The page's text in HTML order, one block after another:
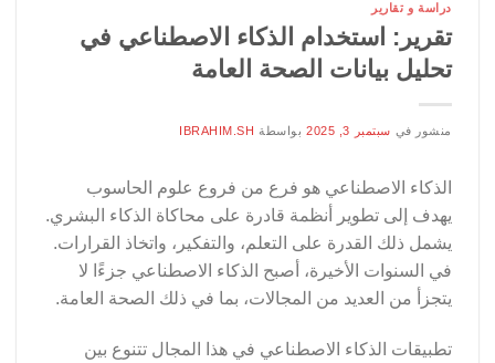
دراسة و تقارير
تقرير: استخدام الذكاء الاصطناعي في
تحليل بيانات الصحة العامة
منشور في سبتمبر 3, 2025 بواسطة IBRAHIM.SH
الذكاء الاصطناعي هو فرع من فروع علوم الحاسوب
يهدف إلى تطوير أنظمة قادرة على محاكاة الذكاء البشري.
يشمل ذلك القدرة على التعلم، والتفكير، واتخاذ القرارات.
في السنوات الأخيرة، أصبح الذكاء الاصطناعي جزءًا لا
يتجزأ من العديد من المجالات، بما في ذلك الصحة العامة.
تطبيقات الذكاء الاصطناعي في هذا المجال تتنوع بين